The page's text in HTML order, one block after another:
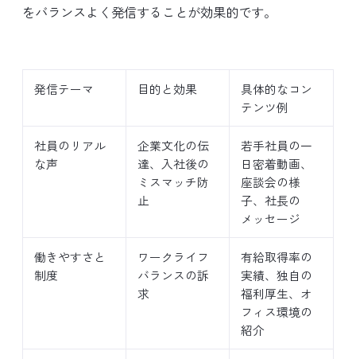
をバランスよく発信することが効果的です。
発信テーマ 目的と効果
具体的なコン
テンツ例
社員のリアル
な声
企業文化の伝
達、入社後の
ミスマッチ防
止
若手社員の一
日密着動画、
座談会の様
子、社長の
メッセージ
働きやすさと
制度
ワークライフ
バランスの訴
求
有給取得率の
実績、独自の
福利厚生、オ
フィス環境の
紹介